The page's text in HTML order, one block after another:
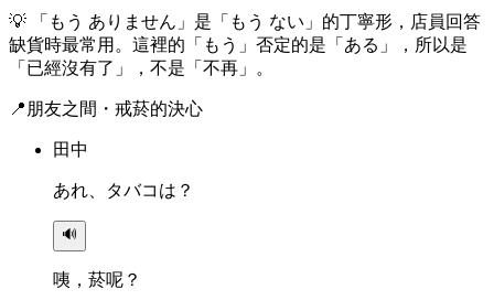
💡
「もう ありません」是「もう ない」的丁寧形，店員回答
缺貨時最常用。這裡的「もう」否定的是「ある」，所以是
「已經沒有了」，不是「不再」。
📍朋友之間・戒菸的決心
田中
あれ、タバコは？
🔊
咦，菸呢？